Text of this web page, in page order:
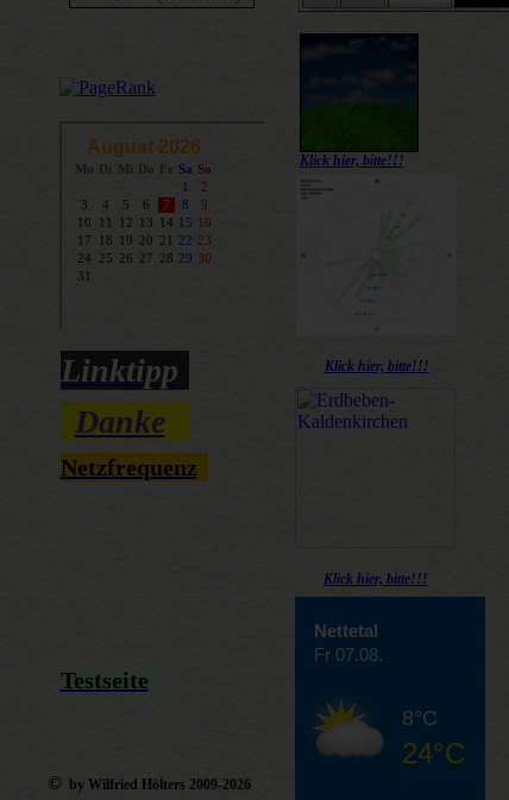
Linktipp
Danke
Netzfrequenz
Testseite
© by Wilfried Hölters 2009-2026
Klick hier, bitte!!!
Klick hier, bitte!!!
Klick hier, bitte!!!
Nettetal
Fr 07.08.
8°C
24°C